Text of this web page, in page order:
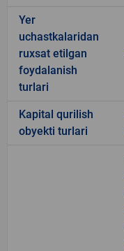
Yer
uchastkalaridan
ruxsat etilgan
foydalanish
turlari
Kapital qurilish
obyekti turlari